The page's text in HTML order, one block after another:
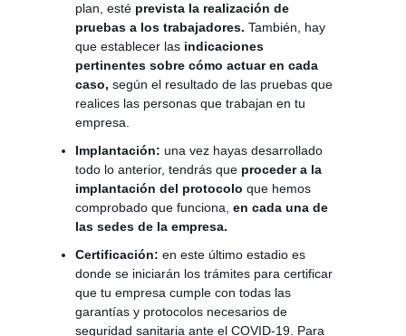
plan, esté prevista la realización de
pruebas a los trabajadores. También, hay
que establecer las indicaciones
pertinentes sobre cómo actuar en cada
caso, según el resultado de las pruebas que
realices las personas que trabajan en tu
empresa.
Implantación: una vez hayas desarrollado
todo lo anterior, tendrás que proceder a la
implantación del protocoloque hemos
comprobado que funciona,en cada una de
las sedes de la empresa.
Certificación:en este último estadio es
donde se iniciarán los trámites para certificar
que tu empresa cumple con todas las
garantías y protocolos necesarios de
seguridad sanitaria ante el COVID-19. Para